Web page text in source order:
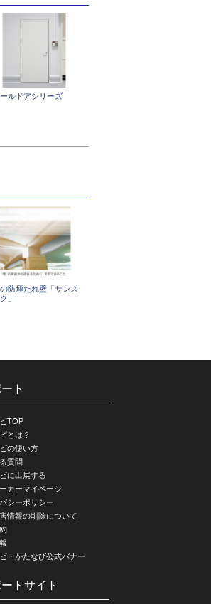
ルドアシリーズ
防煙たれ壁「サンス
」
ト
TOP
とは？
の使い方
質問
に出展する
カーマイページ
シーポリシー
情報の削除について
・かたなび公式バナー
トサイト